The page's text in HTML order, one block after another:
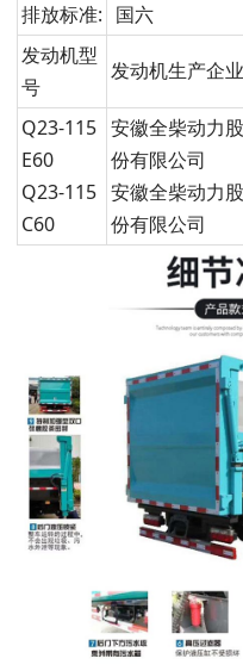
排放标准: 国六
发动机型
号
发动机生产企业
Q23-115
E60
Q23-115
C60
安徽全柴动力股
份有限公司
安徽全柴动力股
份有限公司